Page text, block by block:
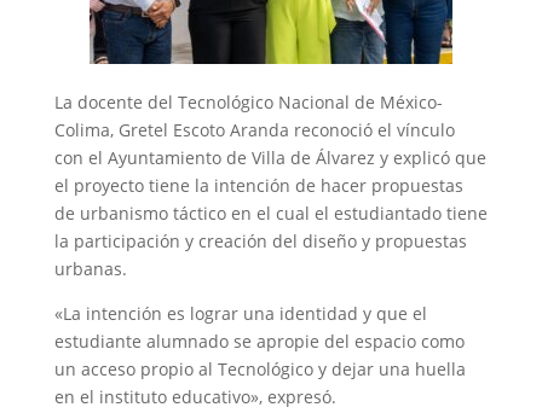
La docente del Tecnológico Nacional de México-
Colima, Gretel Escoto Aranda reconoció el vínculo
con el Ayuntamiento de Villa de Álvarez y explicó que
el proyecto tiene la intención de hacer propuestas
de urbanismo táctico en el cual el estudiantado tiene
la participación y creación del diseño y propuestas
urbanas.
«La intención es lograr una identidad y que el
estudiante alumnado se apropie del espacio como
un acceso propio al Tecnológico y dejar una huella
en el instituto educativo», expresó.